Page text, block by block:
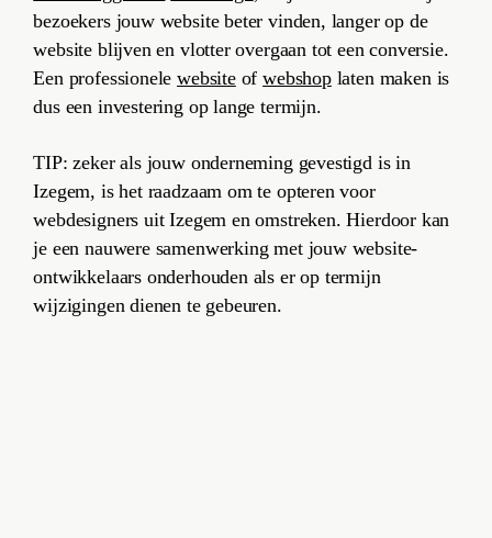
bezoekers jouw website beter vinden, langer op de
website blijven en vlotter overgaan tot een conversie.
Een professionelewebsiteofwebshoplaten maken is
dus een investering op lange termijn.
TIP: zeker als jouw onderneming gevestigd is in
Izegem, is het raadzaam om te opteren voor
webdesigners uit Izegem en omstreken. Hierdoor kan
je een nauwere samenwerking met jouw website-
ontwikkelaars onderhouden als er op termijn
wijzigingen dienen te gebeuren.